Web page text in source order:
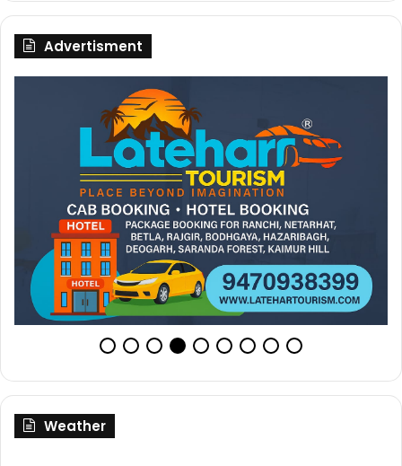
Advertisment
Weather